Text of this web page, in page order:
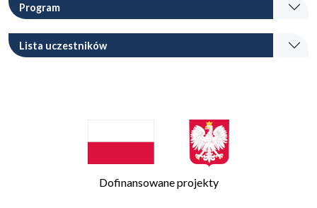
Program
Lista uczestników
Dofinansowane projekty